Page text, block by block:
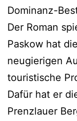
Dominanz-
Der Roman
Paskow hat
neugierigen
touristische
Dafür hat er
Prenzlauer